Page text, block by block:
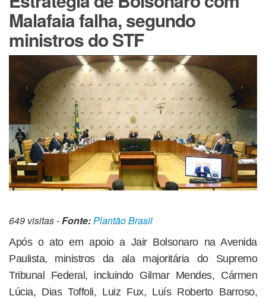
Malafaia falha, segundo
ministros do STF
649 visitas -Fonte:Plantão Brasil
Após o ato em apoio a Jair Bolsonaro na Avenida
Paulista, ministros da ala majoritária do Supremo
Tribunal Federal, incluindo Gilmar Mendes, Cármen
Lúcia, Dias Toffoli, Luiz Fux, Luís Roberto Barroso,